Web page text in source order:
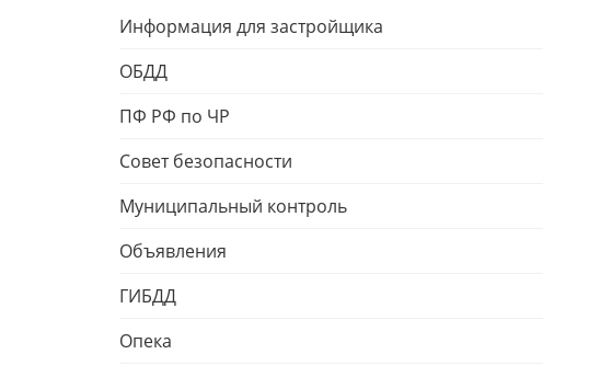
Информация для застройщика
ОБДД
ПФ РФ по ЧР
Совет безопасности
Муниципальный контроль
Объявления
ГИБДД
Опека